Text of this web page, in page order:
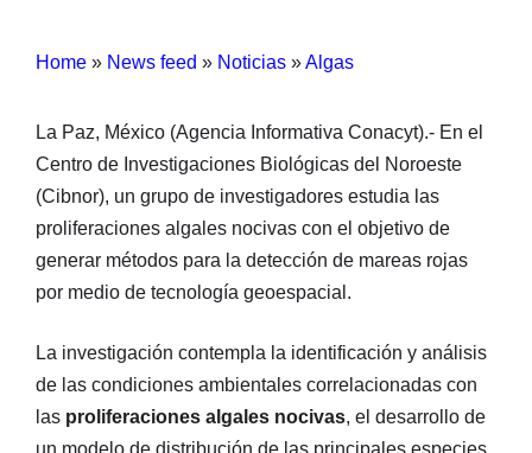
Home » News feed » Noticias »Algas
La Paz, México (Agencia Informativa Conacyt).- En el
Centro de Investigaciones Biológicas del Noroeste
(Cibnor), un grupo de investigadores estudia las
proliferaciones algales nocivas con el objetivo de
generar métodos para la detección de mareas rojas
por medio de tecnología geoespacial.
La investigación contempla la identificación y análisis
de las condiciones ambientales correlacionadas con
las proliferaciones algales nocivas, el desarrollo de
un modelo de distribución de las principales especies